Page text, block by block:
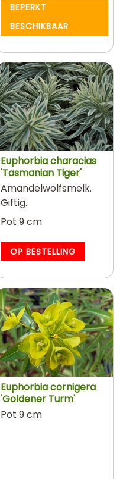
BEPERKT
BESCHIKBAAR
Euphorbia characias
'Tasmanian Tiger'
Amandelwolfsmelk.
Giftig.
Pot 9 cm
OP BESTELLING
Euphorbia cornigera
'Goldener Turm'
Pot 9 cm